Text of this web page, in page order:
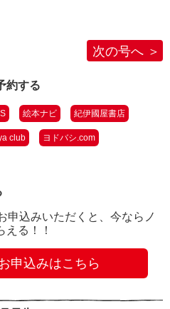
次の号へ
約する
絵本ナビ 紀伊國屋書店
club ヨドバシ.com
申込みいただくと、今ならノ
る！！
申込みはこちら